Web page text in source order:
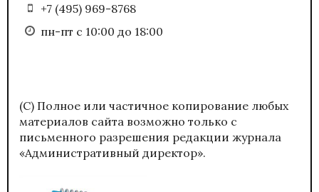
+7 (495) 969-8768
пн-пт с 10:00 до 18:00
(С) Полное или частичное копирование любых
материалов сайта возможно только с
письменного разрешения редакции журнала
«Административный директор».